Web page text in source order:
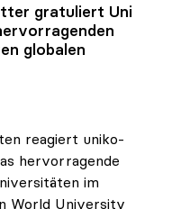
gratuliert Uni
globalen
reagiert uniko-
hervorragende
im
World University